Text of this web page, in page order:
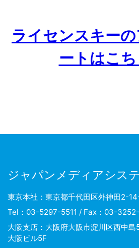
ライセンスキー
ートはこち
ジャパンメディアシス
東京本社：東京都千代田区外神田2-
Tel：03-5297-5511 / Fax：03-
大阪支店：大阪府大阪市淀川区西中
大阪ビル5F